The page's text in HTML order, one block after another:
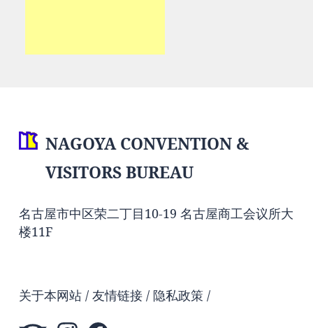
NAGOYA CONVENTION &
VISITORS BUREAU
名古屋市中区荣二丁目10-19 名古屋商工会议所大
楼11F
关于本网站 友情链接 隐私政策